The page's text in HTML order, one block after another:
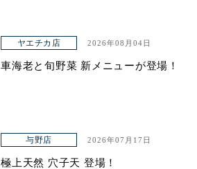
ヤエチカ店 2026年08月04日
車海老と旬野菜 新メニューが登場！
与野店 2026年07月17日
極上天然 穴子天 登場！